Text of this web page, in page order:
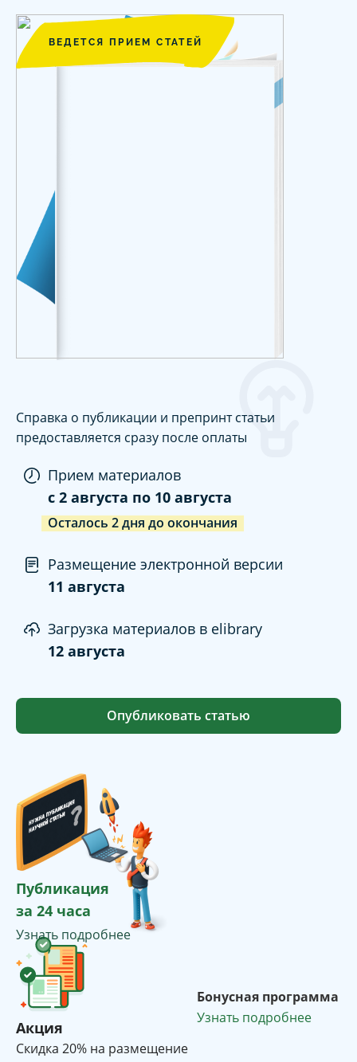
ВЕДЕТСЯ ПРИЕМ СТАТЕЙ
Справка о публикации и препринт статьи
предоставляется сразу после оплаты
Прием материалов
c 2 августа по 10 августа
Осталось 2дня до окончания
Размещение электронной версии
11 августа
Загрузка материалов в elibrary
12 августа
Опубликовать статью
Публикация
за 24 часа
Узнать подробнее
Акция
Cкидка 20% на размещение
Бонусная программа
Узнать подробнее